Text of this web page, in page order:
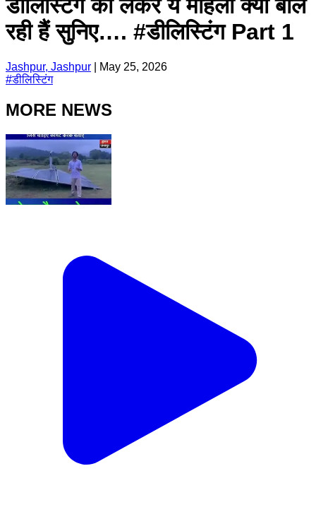
डीलिस्टिंग को लेकर ये महिला क्या बोल
रही हैं सुनिए…. #डीलिस्टिंग Part 1
Jashpur, Jashpur
May 25, 2026
#डीलिस्टिंग
MORE NEWS